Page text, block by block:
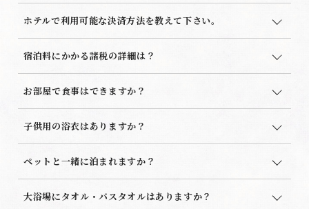
ホテルで利用可能な決済方法を教えて下さい。
宿泊料にかかる諸税の詳細は？
お部屋で食事はできますか？
子供用の浴衣はありますか？
ペットと一緒に泊まれますか？
大浴場にタオル・バスタオルはありますか？